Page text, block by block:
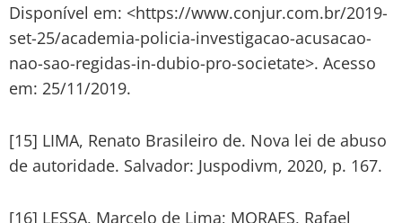
Disponível em: <https://www.conjur.com.br/2019-
set-25/academia-policia-investigacao-acusacao-
nao-sao-regidas-in-dubio-pro-societate>. Acesso
em: 25/11/2019.
[15] LIMA, Renato Brasileiro de. Nova lei de abuso
de autoridade. Salvador: Juspodivm, 2020, p. 167.
[16] LESSA, Marcelo de Lima; MORAES, Rafael